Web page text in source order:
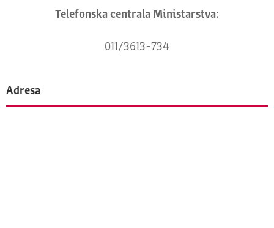
Telefonska centrala Ministarstva:
011/3613-734
Adresa